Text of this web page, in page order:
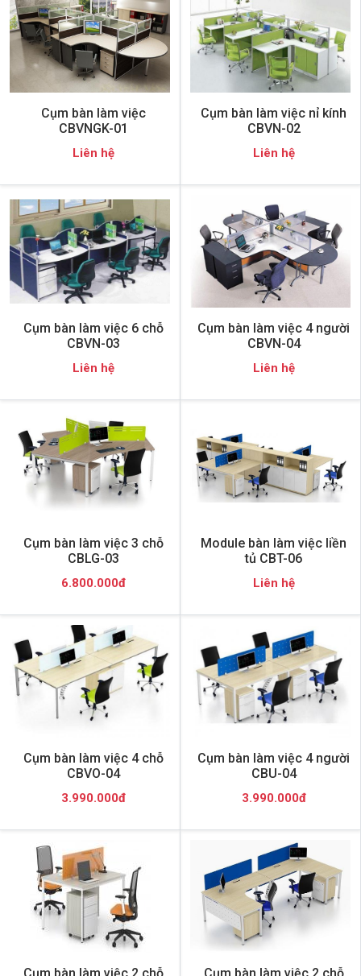
Cụm bàn làm việc
CBVNGK-01
Liên hệ
Cụm bàn làm việc nỉ kính
CBVN-02
Liên hệ
Cụm bàn làm việc 6 chỗ
CBVN-03
Liên hệ
Cụm bàn làm việc 4 người
CBVN-04
Liên hệ
Cụm bàn làm việc 3 chỗ
CBLG-03
6.800.000đ
Module bàn làm việc liền
tủ CBT-06
Liên hệ
Cụm bàn làm việc 4 chỗ
CBVO-04
3.990.000đ
Cụm bàn làm việc 4 người
CBU-04
3.990.000đ